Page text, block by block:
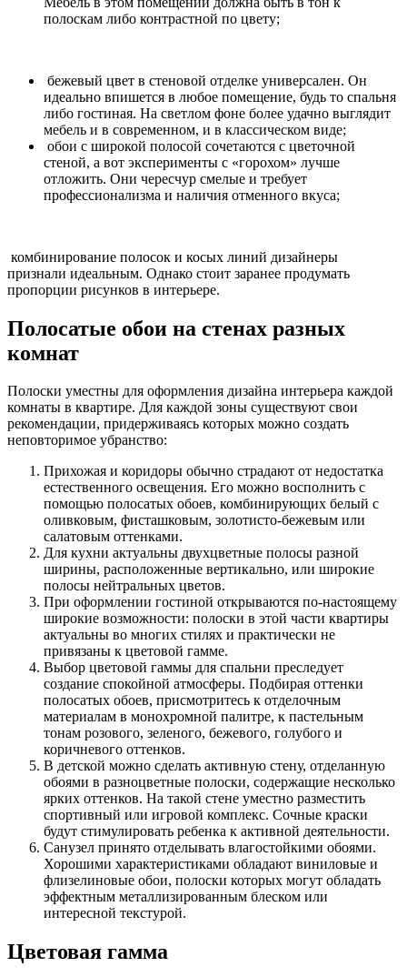
полоскам либо контрастной по цвету;
бежевый цвет в стеновой отделке универсален. Он
идеально впишется в любое помещение, будь то спальня
либо гостиная. На светлом фоне более удачно выглядит
мебель и в современном, и в классическом виде;
обои с широкой полосой сочетаются с цветочной
стеной, а вот эксперименты с «горохом» лучше
отложить. Они чересчур смелые и требует
профессионализма и наличия отменного вкуса;
комбинирование полосок и косых линий дизайнеры
признали идеальным. Однако стоит заранее продумать
пропорции рисунков в интерьере.
Полосатые обои на стенах разных
комнат
Полоски уместны для оформления дизайна интерьера каждой
комнаты в квартире. Для каждой зоны существуют свои
рекомендации, придерживаясь которых можно создать
неповторимое убранство:
Прихожая и коридоры обычно страдают от недостатка
естественного освещения. Его можно восполнить с
помощью полосатых обоев, комбинирующих белый с
оливковым, фисташковым, золотисто-бежевым или
салатовым оттенками.
Для кухни актуальны двухцветные полосы разной
ширины, расположенные вертикально, или широкие
полосы нейтральных цветов.
При оформлении гостиной открываются по-настоящему
широкие возможности: полоски в этой части квартиры
актуальны во многих стилях и практически не
привязаны к цветовой гамме.
Выбор цветовой гаммы для спальни преследует
создание спокойной атмосферы. Подбирая оттенки
полосатых обоев, присмотритесь к отделочным
материалам в монохромной палитре, к пастельным
тонам розового, зеленого, бежевого, голубого и
коричневого оттенков.
В детской можно сделать активную стену, отделанную
обоями в разноцветные полоски, содержащие несколько
ярких оттенков. На такой стене уместно разместить
спортивный или игровой комплекс. Сочные краски
будут стимулировать ребенка к активной деятельности.
Санузел принято отделывать влагостойкими обоями.
Хорошими характеристиками обладают виниловые и
флизелиновые обои, полоски которых могут обладать
эффектным металлизированным блеском или
интересной текстурой.
Цветовая гамма